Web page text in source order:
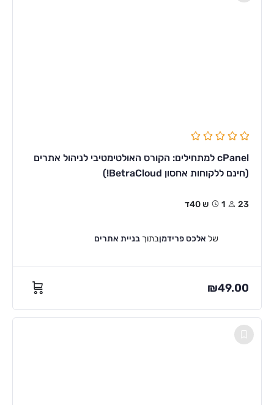
cPanel למתחילים: הקורס האולטימטיבי לניהול אתרים
(חינם ללקוחות אחסון BetraCloud!)
23 1ש 40ד
של אלכס פרידמןבתוך בניית אתרים
₪49.00